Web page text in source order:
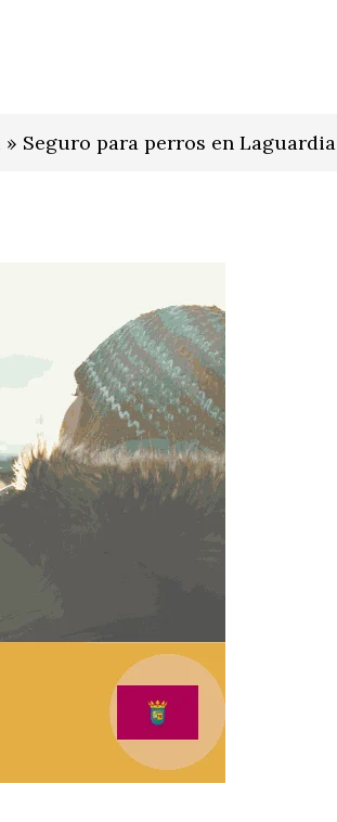
» Seguro para perros en Laguardia